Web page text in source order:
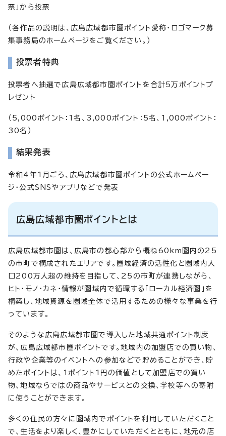
票」から投票
（各作品の説明は、広島広域都市圏ポイント愛称・ロゴマーク募
集事務局のホームページをご覧ください。）
投票者特典
投票者へ抽選で広島広域都市圏ポイントを合計5万ポイントプ
レゼント
（5,000ポイント：1名、3,000ポイント：5名、1,000ポイント：
30名）
結果発表
令和4年1月ごろ、広島広域都市圏ポイントの公式ホームペー
ジ・公式SNSやアプリなどで発表
広島広域都市圏ポイントとは
広島広域都市圏は、広島市の都心部から概ね60km圏内の25
の市町で構成されたエリアです。圏域経済の活性化と圏域内人
口200万人超の維持を目指して、25の市町が連携しながら、
ヒト・モノ・カネ・情報が圏域内で循環する「ローカル経済圏」を
構築し、地域資源を圏域全体で活用するための様々な事業を行
っています。
そのような広島広域都市圏で導入した地域共通ポイント制度
が、広島広域都市圏ポイントです。地域内の加盟店での買い物、
行政や企業等のイベントへの参加などで貯めることができ、貯
めたポイントは、1ポイント1円の価値として加盟店での買い
物、地域ならではの商品やサービスとの交換、学校等への寄附
に使うことができます。
多くの住民の方々に圏域内でポイントを利用していただくこと
で、生活をより楽しく、豊かにしていただくとともに、地元の店